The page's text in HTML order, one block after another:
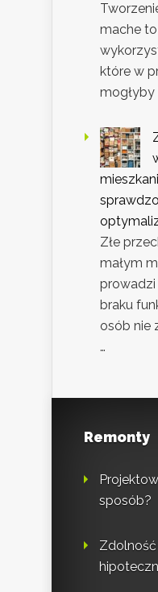
mache
które w
mogłyby
Złe
małym
prowadzi
braku
osób nie
…
Remonty
sposób?